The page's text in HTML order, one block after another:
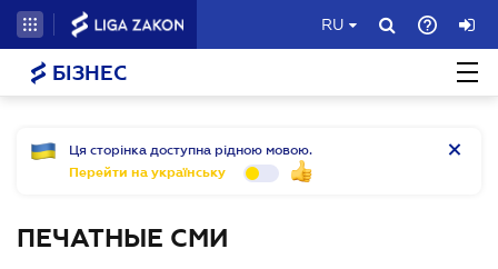
RU
БІЗНЕС
Ця сторінка доступна рідною мовою.
Перейти на українську
ПЕЧАТНЫЕ СМИ